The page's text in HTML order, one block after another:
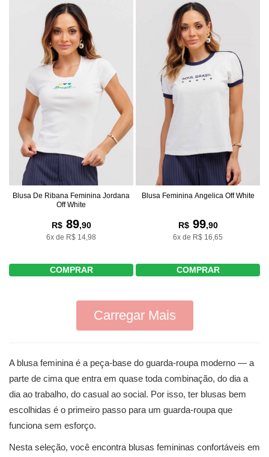
Blusa De Ribana Feminina Jordana
Off White
R$89,90
6x de R$ 14,98
COMPRAR
Blusa Feminina Angelica Off White
R$99,90
6x de R$ 16,65
COMPRAR
Carregar Mais
A blusa feminina é a peça-base do guarda-roupa moderno — a
parte de cima que entra em quase toda combinação, do dia a
dia ao trabalho, do casual ao social. Por isso, ter blusas bem
escolhidas é o primeiro passo para um guarda-roupa que
funciona sem esforço.
Nesta seleção, você encontra blusas femininas confortáveis em